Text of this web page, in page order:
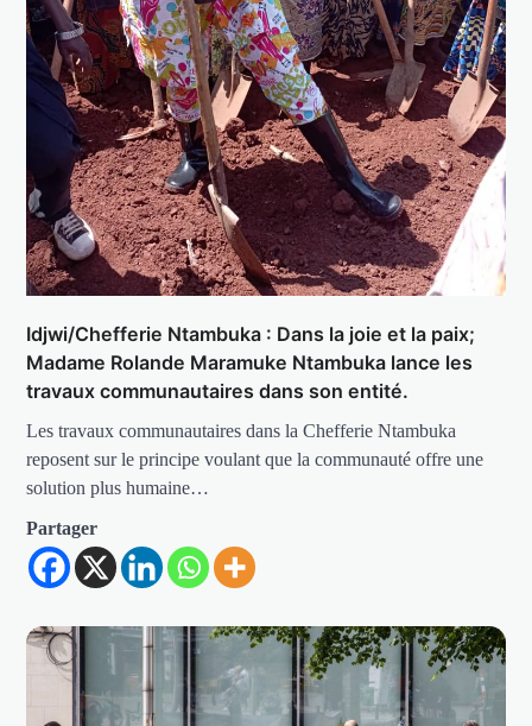
Idjwi/Chefferie Ntambuka : Dans la joie et la paix;
Madame Rolande Maramuke Ntambuka lance les
travaux communautaires dans son entité.
Les travaux communautaires dans la Chefferie Ntambuka
reposent sur le principe voulant que la communauté offre une
solution plus humaine…
Partager